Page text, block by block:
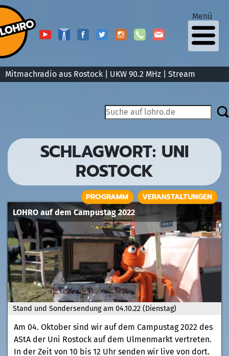
Mitmachradio aus Rostock | UKW 90.2 MHz | Stream
Menü
SCHLAGWORT: UNI
ROSTOCK
Stand und Sondersendung am 04.10.22 (Dienstag)
LOHRO auf dem Campustag 2022
PROGRAMM VERANSTALTUNGEN
Am 04. Oktober sind wir auf dem Campustag 2022 des
AStA der Uni Rostock auf dem Ulmenmarkt vertreten.
In der Zeit von 10 bis 12 Uhr senden wir live von dort.